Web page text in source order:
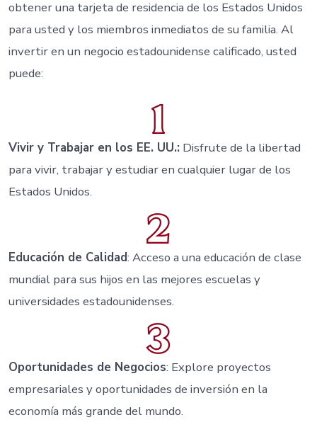
obtener una tarjeta de residencia de los Estados Unidos
para usted y los miembros inmediatos de su familia. Al
invertir en un negocio estadounidense calificado, usted
puede:
Vivir y Trabajar en los EE. UU.: Disfrute de la libertad
para vivir, trabajar y estudiar en cualquier lugar de los
Estados Unidos.
Educación de Calidad: Acceso a una educación de clase
mundial para sus hijos en las mejores escuelas y
universidades estadounidenses.
Oportunidades de Negocios: Explore proyectos
empresariales y oportunidades de inversión en la
economía más grande del mundo.